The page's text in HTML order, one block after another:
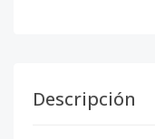
Descripción